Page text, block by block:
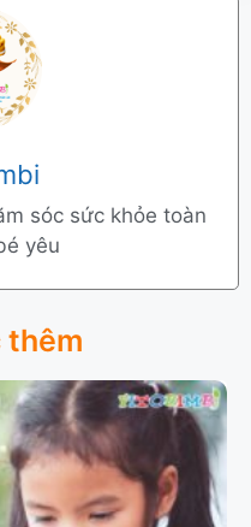
sóc sức khỏe toàn
yêu
thêm